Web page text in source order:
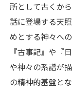
所として古くか
話に登場する天
めとする神々へ
『古事記』や『
や神々の系譜が
の精神的基盤と